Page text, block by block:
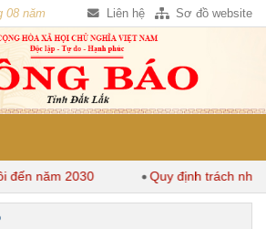
08 năm Liên hệ Sơ đồ website
năm 2030 Quy định trách